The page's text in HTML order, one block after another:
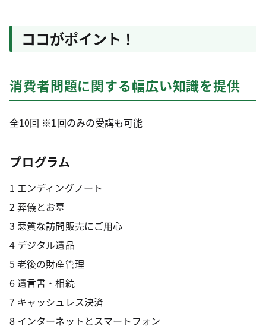
ココがポイント！
消費者問題に関する幅広い知識を提供
全10回 ※1回のみの受講も可能
プログラム
1 エンディングノート
2 葬儀とお墓
3 悪質な訪問販売にご用心
4 デジタル遺品
5 老後の財産管理
6 遺言書・相続
7 キャッシュレス決済
8 インターネットとスマートフォン